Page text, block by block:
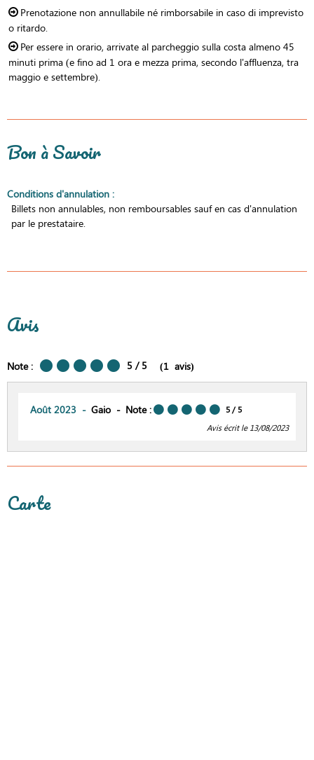
Prenotazione non annullabile né rimborsabile in caso di imprevisto
o ritardo.
Per essere in orario, arrivate al parcheggio sulla costa almeno 45
minuti prima (e fino ad 1 ora e mezza prima, secondo l'affluenza, tra
maggio e settembre).
Bon à Savoir
Conditions d'annulation :
Billets non annulables, non remboursables sauf en cas d'annulation
par le prestataire.
Avis
Note : 5 / 5 (1 avis)
Août 2023 Gaio Note : 5 / 5
Avis écrit le 13/08/2023
Carte